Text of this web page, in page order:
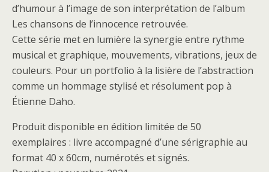
d’humour à l’image de son interprétation de l’album
Les chansons de l’innocence retrouvée.
Cette série met en lumière la synergie entre rythme
musical et graphique, mouvements, vibrations, jeux de
couleurs. Pour un portfolio à la lisière de l’abstraction
comme un hommage stylisé et résolument pop à
Étienne Daho.
Produit disponible en édition limitée de 50
exemplaires : livre accompagné d’une sérigraphie au
format 40 x 60cm, numérotés et signés.